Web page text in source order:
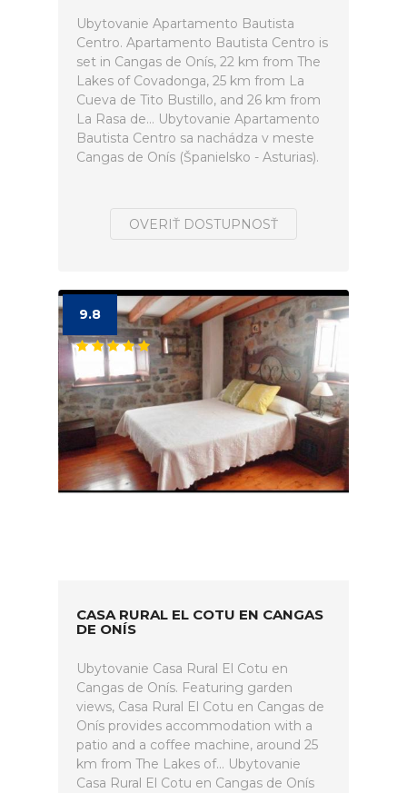
Ubytovanie Apartamento Bautista
Centro. Apartamento Bautista Centro is
set in Cangas de Onís, 22 km from The
Lakes of Covadonga, 25 km from La
Cueva de Tito Bustillo, and 26 km from
La Rasa de... Ubytovanie Apartamento
Bautista Centro sa nachádza v meste
Cangas de Onís (Španielsko - Asturias).
OVERIŤ DOSTUPNOSŤ
9.8
CASA RURAL EL COTU EN CANGAS
DE ONÍS
Ubytovanie Casa Rural El Cotu en
Cangas de Onís. Featuring garden
views, Casa Rural El Cotu en Cangas de
Onís provides accommodation with a
patio and a coffee machine, around 25
km from The Lakes of... Ubytovanie
Casa Rural El Cotu en Cangas de Onís